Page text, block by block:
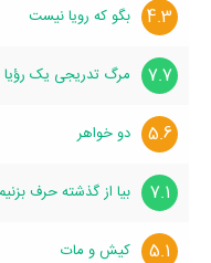
4.3 بگو که رویا نیست
7.7 مرگ تدریجی یک رؤیا
5.6 دو خواهر
7.1 بیا از گذشته حرف
5.1 کیش و مات